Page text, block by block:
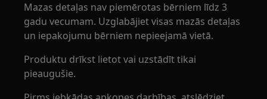
Mazas detaļas nav piemērotas bērniem līdz 3
gadu vecumam. Uzglabājiet visas mazās detaļas
un iepakojumu bērniem nepieejamā vietā.
Produktu drīkst lietot vai uzstādīt tikai
pieaugušie.